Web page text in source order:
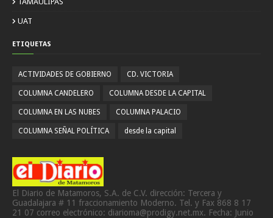
UAT
ETIQUETAS
ACTIVIDADES DE GOBIERNO CD. VICTORIA
COLUMNA CANDELERO COLUMNA DESDE LA CAPITAL
COLUMNA EN LAS NUBES COLUMNA PALACIO
COLUMNA SEÑAL POLÍTICA desde la capital
El Diario de Matamoros, S.A. de C.V. dirección: Tercera y
Guadalajara # 11 fraccionamiento Moderno. Tel. y Fax 868 8 17
21 07 correo electrónico: diarioma@prodigy.net.mx. Fecha: Junio